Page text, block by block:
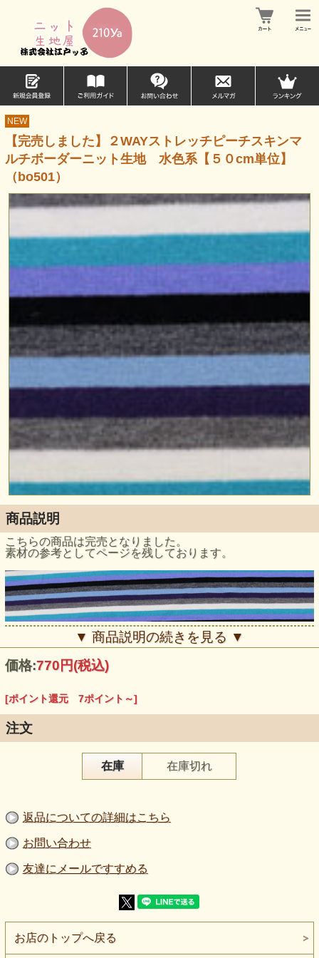
NEW
【完売しました】２WAYストレッチピーチスキンマ
ルチボーダーニット生地 水色系【５０cm単位】
（bo501）
商品説明
こちらの商品は完売となりました。
素材の参考としてページを残しております。
ニット生地 水色系
【素 材】ポリエステル：６３％、レーヨン：３３％、ポリ
ウレタン：４％
【サイズ】１５０ｃｍ
【販売単位】５０ｃｍ単位になります。
【生地の伸び】タテとヨコの２WAYに伸びる。
【ボタンの大きさ】柄の大きさを比較するボタンの直径は
2cmです。
【ご注意】
商品の色はご覧になられる環境によって異なる場合がござい
ます。
▼ 商品説明の続きを見る ▼
価格:770円(税込)
[ポイント還元 7ポイント～]
注文
在庫 在庫切れ
返品についての詳細はこちら
お問い合わせ
友達にメールですすめる
お店のトップへ戻る